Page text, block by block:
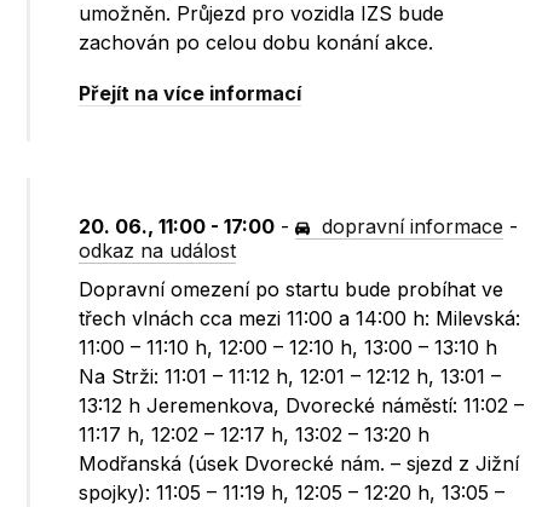
umožněn. Průjezd pro vozidla IZS bude
zachován po celou dobu konání akce.
Přejít na více informací
20. 06., 11:00 - 17:00 - dopravní informace -
odkaz na událost
Dopravní omezení po startu bude probíhat ve
třech vlnách cca mezi 11:00 a 14:00 h: Milevská:
11:00 – 11:10 h, 12:00 – 12:10 h, 13:00 – 13:10 h
Na Strži: 11:01 – 11:12 h, 12:01 – 12:12 h, 13:01 –
13:12 h Jeremenkova, Dvorecké náměstí: 11:02 –
11:17 h, 12:02 – 12:17 h, 13:02 – 13:20 h
Modřanská (úsek Dvorecké nám. – sjezd z Jižní
spojky): 11:05 – 11:19 h, 12:05 – 12:20 h, 13:05 –